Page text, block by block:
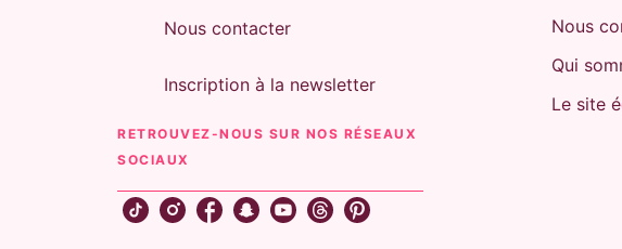
Nous contacter
Inscription à la newsletter
RETROUVEZ-NOUS SUR NOS RÉSEAUX
SOCIAUX
Nous
Qui
Le site